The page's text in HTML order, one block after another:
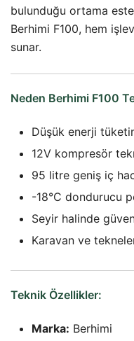
bulunduğu ortama
Berhimi F100, hem
sunar.
Neden Berhimi F100
Düşük enerji
12V kompresör
95 litre geniş iç
-18°C dondurucu
Seyir halinde
Karavan ve
Teknik Özellikler:
Marka: Berhimi